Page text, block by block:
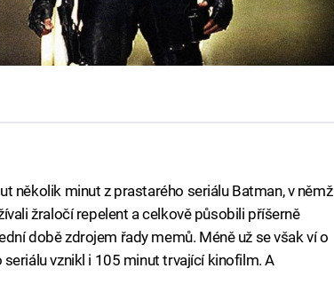
několik minut z prastarého seriálu Batman, v němž
žraločí repelent a celkově působili příšerně
době zdrojem řady memů. Méně už se však ví o
vznikl i 105 minut trvající kinofilm. A